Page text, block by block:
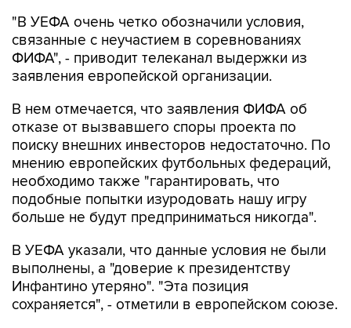
"В УЕФА очень четко обозначили условия,
связанные с неучастием в соревнованиях
ФИФА", - приводит телеканал выдержки из
заявления европейской организации.
В нем отмечается, что заявления ФИФА об
отказе от вызвавшего споры проекта по
поиску внешних инвесторов недостаточно. По
мнению европейских футбольных федераций,
необходимо также "гарантировать, что
подобные попытки изуродовать нашу игру
больше не будут предприниматься никогда".
В УЕФА указали, что данные условия не были
выполнены, а "доверие к президентству
Инфантино утеряно". "Эта позиция
сохраняется", - отметили в европейском союзе.